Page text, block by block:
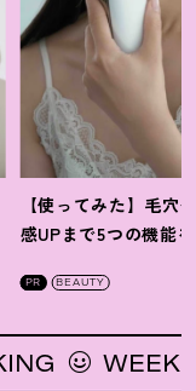
【使ってみた】毛穴
感UPまで5つの機能
PR BEAUTY
WEEKLY